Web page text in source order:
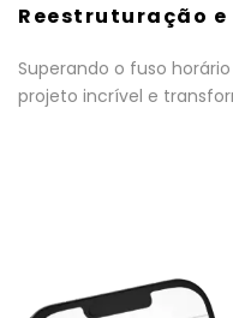
Reestruturação
Superando o fuso
projeto incrível e